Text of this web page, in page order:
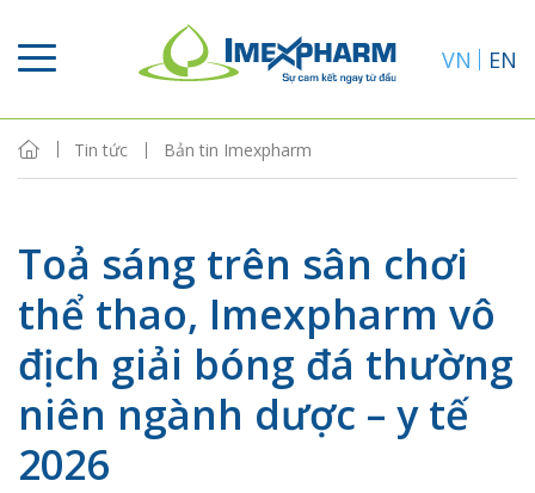
VN EN
Tin tức Bản tin Imexpharm
Toả sáng trên sân chơi
thể thao, Imexpharm vô
địch giải bóng đá thường
niên ngành dược – y tế
2026